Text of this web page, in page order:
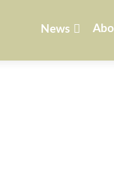
springen
News Abo